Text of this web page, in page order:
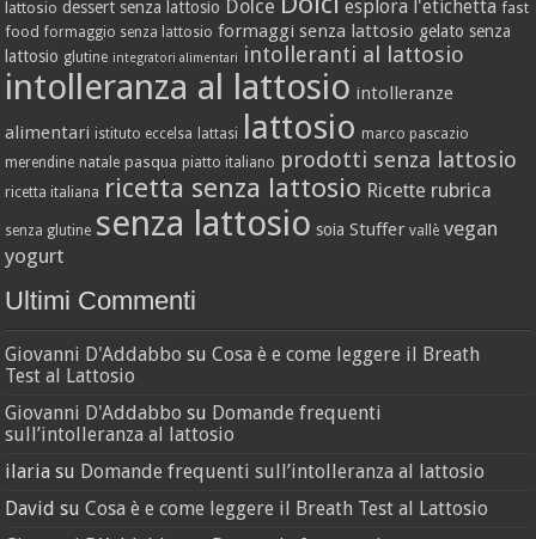
lattosio dessert senza lattosio Dolce esplora l'etichetta fast
food formaggio senza lattosio formaggi senza lattosio gelato senza
lattosio glutine integratori alimentari intolleranti al lattosio
intolleranza al lattosio intolleranze
alimentari istituto eccelsa lattasi lattosio marco pascazio
merendine natale pasqua piatto italiano prodotti senza lattosio
ricetta italiana ricetta senza lattosio Ricette rubrica
senza glutine senza lattosio soia Stuffer vallè vegan
yogurt
Ultimi Commenti
Giovanni D'Addabbo suCosa è e come leggere il Breath
Test al Lattosio
Giovanni D'Addabbo su Domande frequenti
sull’intolleranza al lattosio
ilaria su Domande frequenti sull’intolleranza al lattosio
David suCosa è e come leggere il Breath Test al Lattosio